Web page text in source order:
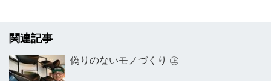
関連記事
偽りのないモノづくり ㊤